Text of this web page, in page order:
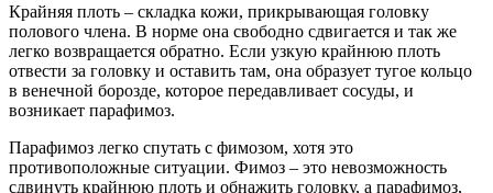
Крайняя плоть – складка кожи, прикрывающая головку
полового члена. В норме она свободно сдвигается и так же
легко возвращается обратно. Если узкую крайнюю плоть
отвести за головку и оставить там, она образует тугое кольцо
в венечной борозде, которое передавливает сосуды, и
возникает парафимоз.
Парафимоз легко спутать с фимозом, хотя это
противоположные ситуации. Фимоз – это невозможность
сдвинуть крайнюю плоть и обнажить головку, а парафимоз,